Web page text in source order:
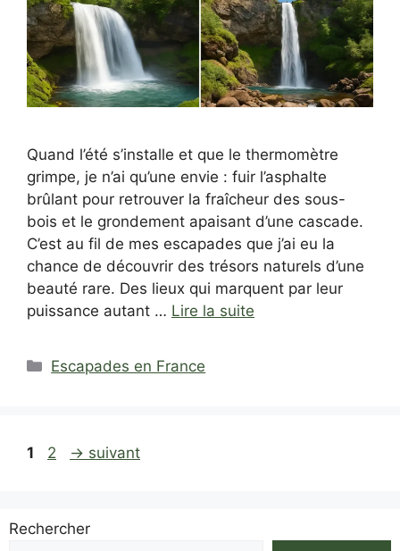
Quand l’été s’installe et que le thermomètre
grimpe, je n’ai qu’une envie : fuir l’asphalte
brûlant pour retrouver la fraîcheur des sous-
bois et le grondement apaisant d’une cascade.
C’est au fil de mes escapades que j’ai eu la
chance de découvrir des trésors naturels d’une
beauté rare. Des lieux qui marquent par leur
puissance autant … Lire la suite
Catégories
Escapades en France
Page
1 Page
2 → suivant
Rechercher